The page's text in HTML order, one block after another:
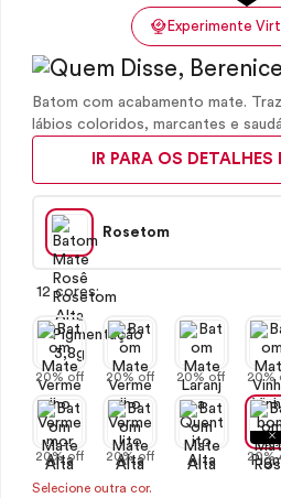
Experimente
Batom com acabamento mate.
lábios coloridos, marcantes e
IR PARA OS
Rosetom
12 cores:
20% off 20% off 20% off 20%
20% off 20% off 20%
Selecione outra cor.